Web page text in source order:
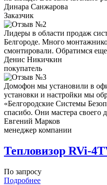
Динара Санжарова
Заказчик
Лидеры в области продаж
Белгороде. Много
смонтировали. Обратимся
Денис Никичкин
покупатель
Домофон мы установили в
установки и настройки мы
«Белгородские Системы
спасибо. Они мастера своего
Евгений Марков
менеджер компании
Тепловизор RVi-
По запросу
Подробнее